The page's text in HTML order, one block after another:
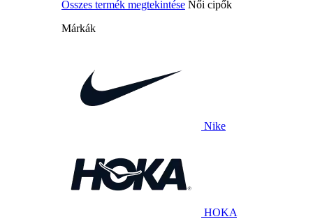
Összes termék megtekintése Női cipők
Márkák
Nike
HOKA